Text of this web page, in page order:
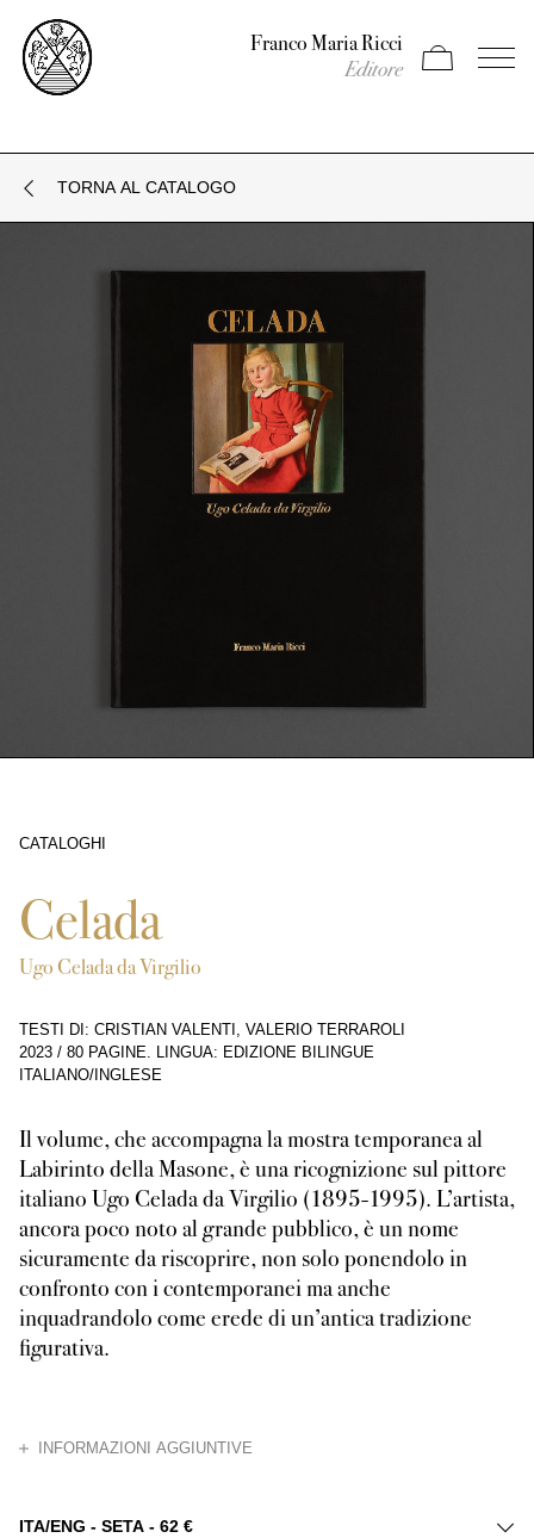
Franco Maria Ricci
Editore Apri carrello
Apri il
TORNA AL CATALOGO
CATALOGHI
Celada
Ugo Celada da Virgilio
TESTI DI: CRISTIAN VALENTI, VALERIO TERRAROLI
2023 / 80 PAGINE. LINGUA: EDIZIONE BILINGUE
ITALIANO/INGLESE
Il volume, che accompagna la mostra temporanea al
Labirinto della Masone, è una ricognizione sul pittore
italiano Ugo Celada da Virgilio (1895-1995). L’artista,
ancora poco noto al grande pubblico, è un nome
sicuramente da riscoprire, non solo ponendolo in
confronto con i contemporanei ma anche
inquadrandolo come erede di un’antica tradizione
figurativa.
INFORMAZIONI AGGIUNTIVE
Ugo Celada, pittore italiano che opera in tutto il Novecento, è rimasto
ITA/ENG - SETA - 62 €